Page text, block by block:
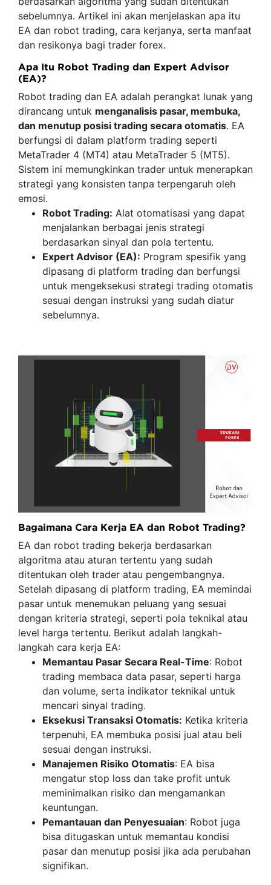
sebelumnya. Artikel ini akan menjelaskan apa itu
EA dan robot trading, cara kerjanya, serta manfaat
dan resikonya bagi trader forex.
Apa Itu Robot Trading dan Expert Advisor
(EA)?
Robot trading dan EA adalah perangkat lunak yang
dirancang untuk menganalisis pasar, membuka,
dan menutup posisi trading secara otomatis. EA
berfungsi di dalam platform trading seperti
MetaTrader 4 (MT4) atau MetaTrader 5 (MT5).
Sistem ini memungkinkan trader untuk menerapkan
strategi yang konsisten tanpa terpengaruh oleh
emosi.
Robot Trading: Alat otomatisasi yang dapat
menjalankan berbagai jenis strategi
berdasarkan sinyal dan pola tertentu.
Expert Advisor (EA): Program spesifik yang
dipasang di platform trading dan berfungsi
untuk mengeksekusi strategi trading otomatis
sesuai dengan instruksi yang sudah diatur
sebelumnya.
Bagaimana Cara Kerja EA dan Robot Trading?
EA dan robot trading bekerja berdasarkan
algoritma atau aturan tertentu yang sudah
ditentukan oleh trader atau pengembangnya.
Setelah dipasang di platform trading, EA memindai
pasar untuk menemukan peluang yang sesuai
dengan kriteria strategi, seperti pola teknikal atau
level harga tertentu. Berikut adalah langkah-
langkah cara kerja EA:
Memantau Pasar Secara Real-Time: Robot
trading membaca data pasar, seperti harga
dan volume, serta indikator teknikal untuk
mencari sinyal trading.
Eksekusi Transaksi Otomatis: Ketika kriteria
terpenuhi, EA membuka posisi jual atau beli
sesuai dengan instruksi.
Manajemen Risiko Otomatis: EA bisa
mengatur stop loss dan take profit untuk
meminimalkan risiko dan mengamankan
keuntungan.
Pemantauan dan Penyesuaian: Robot juga
bisa ditugaskan untuk memantau kondisi
pasar dan menutup posisi jika ada perubahan
signifikan.